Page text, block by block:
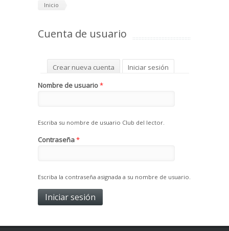
Inicio
Cuenta de usuario
Solapas principales
Crear nueva cuenta Iniciar sesión
Solicitar una nueva contraseña
Nombre de usuario*
Escriba su nombre de usuario Club del lector.
Contraseña*
Escriba la contraseña asignada a su nombre de usuario.